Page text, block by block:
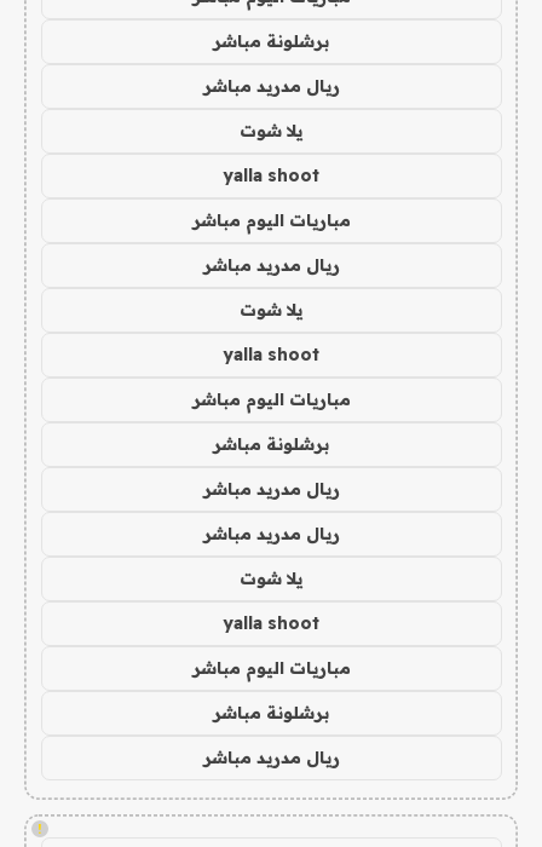
برشلونة مباشر
ريال مدريد مباشر
يلا شوت
yalla shoot
مباريات اليوم مباشر
ريال مدريد مباشر
يلا شوت
yalla shoot
مباريات اليوم مباشر
برشلونة مباشر
ريال مدريد مباشر
ريال مدريد مباشر
يلا شوت
yalla shoot
مباريات اليوم مباشر
برشلونة مباشر
ريال مدريد مباشر
!